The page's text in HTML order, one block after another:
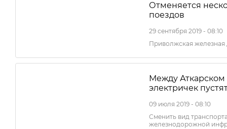
Отменяется
поездов
29 сентября 2019 - 08:10
Приволжская железная
Между
электричек
09 июля 2019 - 08:10
Сменить вид
железнодорожной